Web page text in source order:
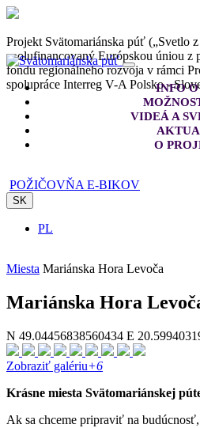
Projekt Svätomariánska púť („Svetlo
spolufinancovaný Európskou úniou z
fondu regionálneho rozvoja v rámci
spolupráce Interreg V-A Polsko -INFO
VIDEÁ A
O
POŽIČOVŇA E-BIKOV
SK
PL
Miesta Mariánska Hora Levoča
Mariánska Hora
N 49.04456838560434 E
Zobraziť galériu+6
Krásne miesta Svätomariánskej
Ak sa chceme pripraviť na